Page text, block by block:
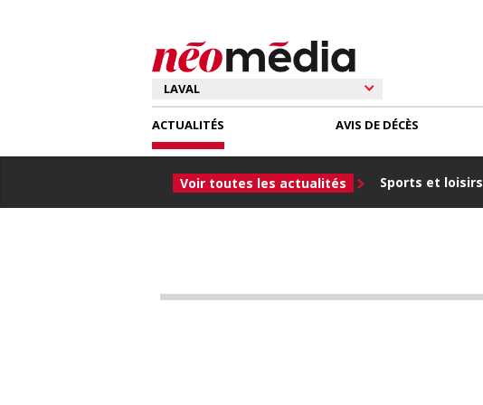
ACTUALITÉS
Voir toutes les actualités Sports et loisirs
AVIS DE DÉCÈS